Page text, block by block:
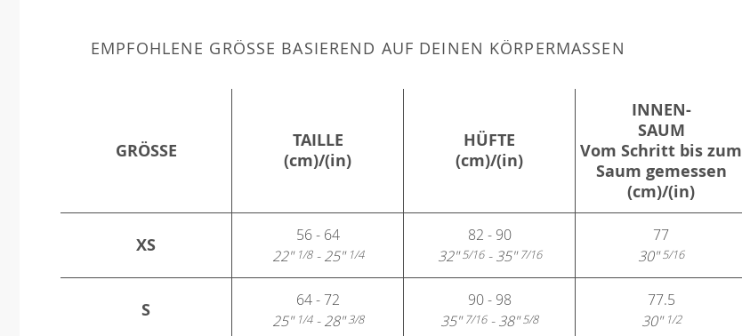
EMPFOHLENE GRÖSSE BASIEREND AUF DEINEN KÖRPERMASSEN
GRÖSSE
TAILLE
(cm)/(in)
HÜFTE
(cm)/(in)
INNEN-
SAUM
Vom Schritt bis zum
Saum gemessen
(cm)/(in)
XS
56 - 64
22"1/8- 25"1/4
82 - 90
32"5/16- 35"7/16
77
30"5/16
S
64 - 72
25"1/4- 28"3/8
90 - 98
35"7/16- 38"5/8
77.5
30"1/2